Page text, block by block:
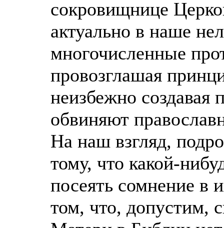
сокровищнице
актуально в наше
многочисленные
провозглашая
неизбежно создавая
обвиняют
На наш взгляд,
тому, что какой-
посеять сомнение в
том, что, допустим,